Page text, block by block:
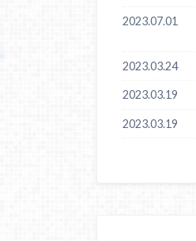
2023.07.01
2023.03.24
2023.03.19
2023.03.19